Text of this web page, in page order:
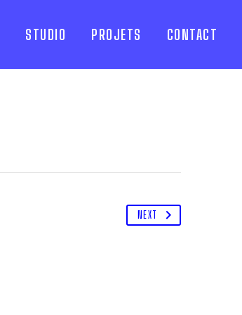
STUDIO PROJETS CONTACT
NEXT